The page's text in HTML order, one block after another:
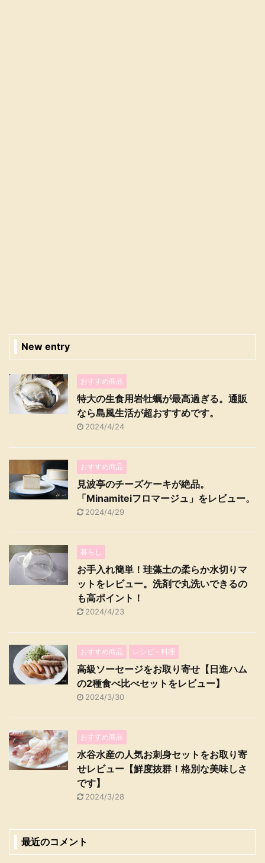
New entry
おすすめ商品
特大の生食用岩牡蠣が最高過ぎる。通販
なら島風生活が超おすすめです。
2024/4/24
おすすめ商品
見波亭のチーズケーキが絶品。
「Minamiteiフロマージュ」をレビュー。
2024/4/29
暮らし
お手入れ簡単！珪藻土の柔らか水切りマ
ットをレビュー。洗剤で丸洗いできるの
も高ポイント！
2024/4/23
おすすめ商品 レシピ・料理
高級ソーセージをお取り寄せ【日進ハム
の2種食べ比べセットをレビュー】
2024/3/30
おすすめ商品
水谷水産の人気お刺身セットをお取り寄
せレビュー【鮮度抜群！格別な美味しさ
です】
2024/3/28
最近のコメント